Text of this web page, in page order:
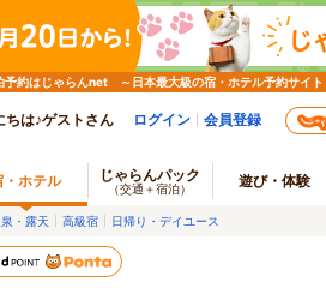
予約はじゃらんnet ～日本最大級の宿・ホテル予約サイト
ちは♪ゲストさん ログイン 会員登録
・ホテル じゃらんパック
（交通＋宿泊） 遊び・体験
・露天 高級宿 日帰り・デイユース